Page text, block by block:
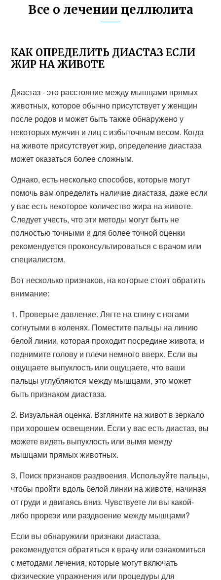
Все о лечении целлюлита
КАК ОПРЕДЕЛИТЬ ДИАСТАЗ ЕСЛИ
ЖИР НА ЖИВОТЕ
Диастаз - это расстояние между мышцами прямых
животных, которое обычно присутствует у женщин
после родов и может быть также обнаружено у
некоторых мужчин и лиц с избыточным весом. Когда
на животе присутствует жир, определение диастаза
может оказаться более сложным.
Однако, есть несколько способов, которые могут
помочь вам определить наличие диастаза, даже если
у вас есть некоторое количество жира на животе.
Следует учесть, что эти методы могут быть не
полностью точными и для более точной оценки
рекомендуется проконсультироваться с врачом или
специалистом.
Вот несколько признаков, на которые стоит обратить
внимание:
1. Проверьте давление. Лягте на спину с ногами
согнутыми в коленях. Поместите пальцы на линию
белой линии, которая проходит посредине живота, и
поднимите голову и плечи немного вверх. Если вы
ощущаете выпуклость или ощущаете, что ваши
пальцы углубляются между мышцами, это может
быть признаком диастаза.
2. Визуальная оценка. Взгляните на живот в зеркало
при хорошем освещении. Если у вас есть диастаз, вы
можете видеть выпуклость или вымя между
мышцами прямых животных.
3. Поиск признаков раздвоения. Используйте пальцы,
чтобы пройти вдоль белой линии на животе, начиная
от груди и двигаясь вниз. Чувствуете ли вы какой-
либо прорези или раздвоение между мышцами?
Если вы обнаружили признаки диастаза,
рекомендуется обратиться к врачу или ознакомиться
с методами лечения, которые могут включать
физические упражнения или процедуры для